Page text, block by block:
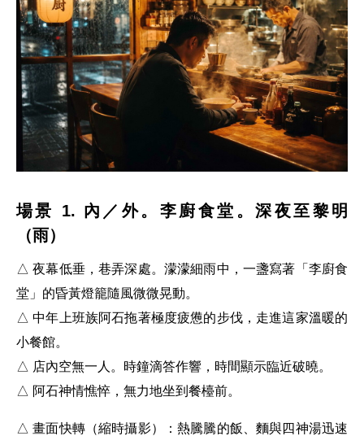
場景 1. 內／外。李廚食堂。深夜至黎明
（雨）
△ 夜幕低垂，巷弄深處。濛濛細雨中，一盞寫著「李廚食
堂」的昏黃燈籠隨風微微晃動。
△ 中年上班族阿石拖著極度疲憊的步伐，走進這家溫暖的
小餐館。
△ 店內空無一人。時鐘滴答作響，時間顯示臨近破曉。
△ 阿石神情憔悴，無力地坐到餐檯前。
△ 畫面快轉（縮時攝影）：熱騰騰的飯、麵與四神湯迅速